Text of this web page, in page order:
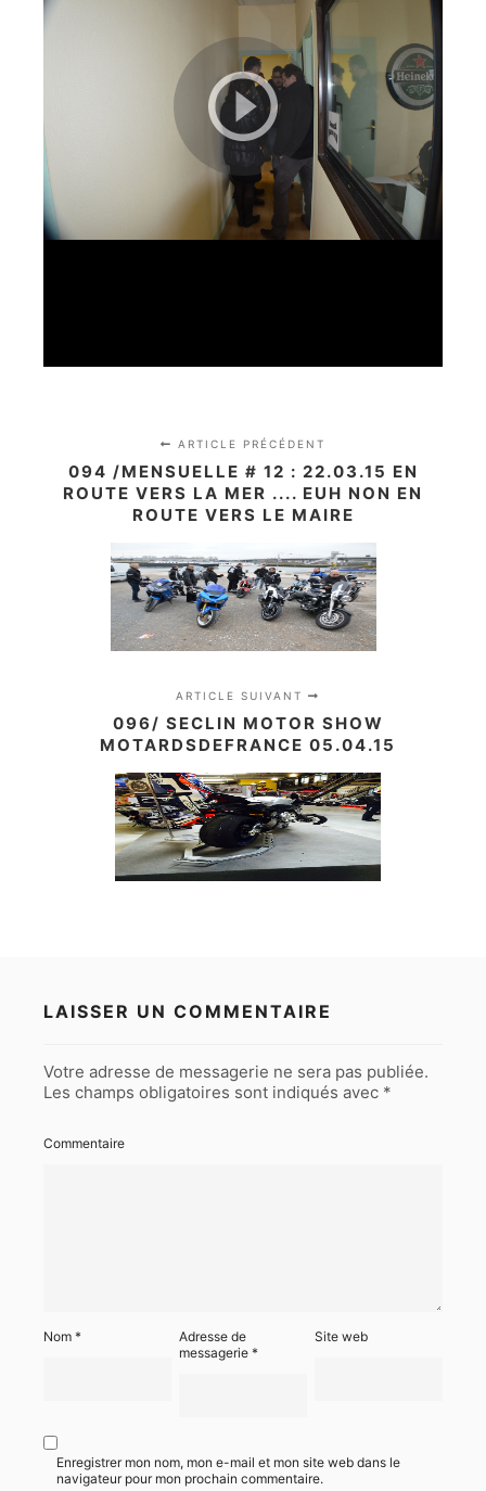
ARTICLE PRÉCÉDENT
094 /MENSUELLE # 12 : 22.03.15 EN
ROUTE VERS LA MER .... EUH NON EN
ROUTE VERS LE MAIRE
ARTICLE SUIVANT
096/ SECLIN MOTOR SHOW
MOTARDSDEFRANCE 05.04.15
LAISSER UN COMMENTAIRE
Votre adresse de messagerie ne sera pas publiée.
Les champs obligatoires sont indiqués avec *
Commentaire
Nom *
Adresse de
messagerie*
Site web
Enregistrer mon nom, mon e-mail et mon site web dans le
navigateur pour mon prochain commentaire.